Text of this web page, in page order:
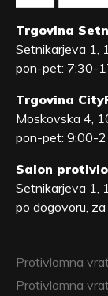
Trgovina
Setnikarjeva 1,
pon-pet: 7:30-
Trgovina
Moskovska 4,
pon-pet: 9:00-
Salon
Setnikarjeva 1,
po dogovoru,
Protivlomna
Protivlomna